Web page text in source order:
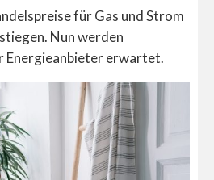
für Gas und Strom
Nun werden
Energieanbieter erwartet.